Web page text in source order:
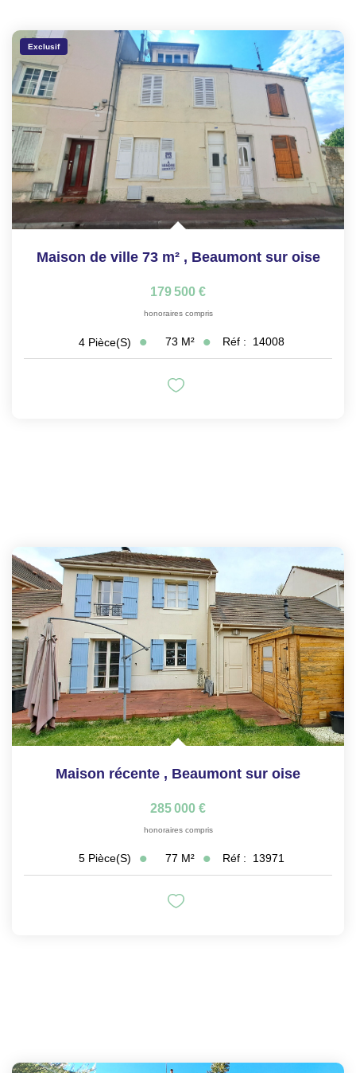
Exclusif
Maison de ville 73 m² , Beaumont sur oise
179 500 €
honoraires compris
4 Pièce(s) 73 M² Réf : 14008
Maison récente , Beaumont sur oise
285 000 €
honoraires compris
5 Pièce(s) 77 M² Réf : 13971